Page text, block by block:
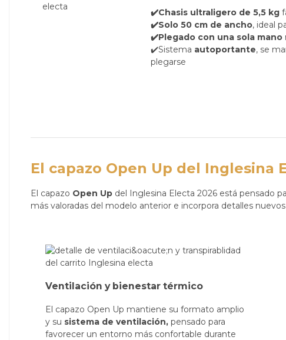
✔️Chasis ultraligero de 5,5 kg
✔️Solo 50 cm de ancho, ideal
✔️Plegado con una sola mano
✔️Sistema autoportante, se
plegarse
El capazo Open Up del Inglesina
El capazo Open Up del Inglesina Electa 2026 está pensado
más valoradas del modelo anterior e incorpora detalles
Ventilación y bienestar térmico
El capazo Open Up mantiene su formato amplio
y su sistema de ventilación, pensado para
favorecer un entorno más confortable durante